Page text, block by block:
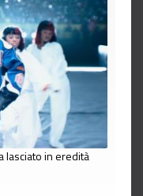
lasciato in eredità